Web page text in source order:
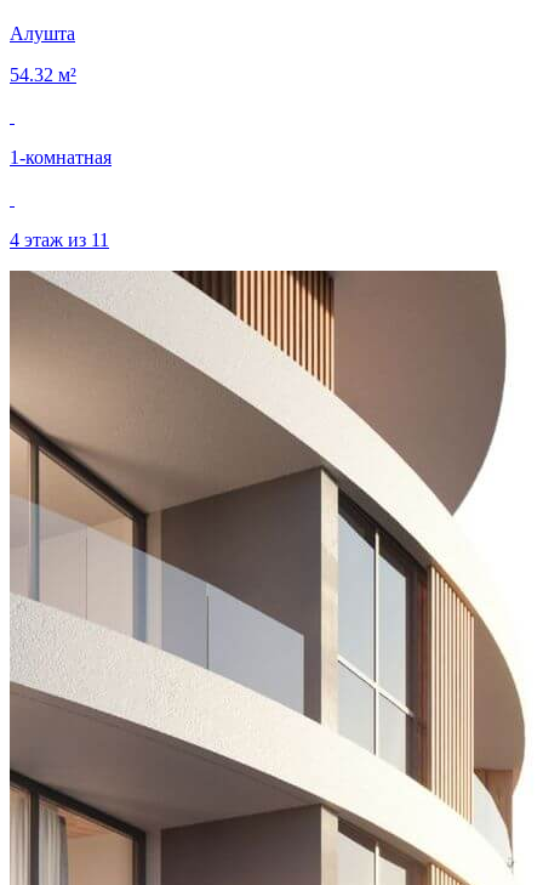
Алушта
54.32 м²
1‑комнатная
4 этаж из 11